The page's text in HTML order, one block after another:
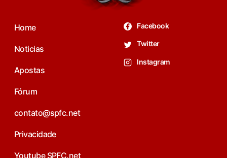
Home
Noticias
Apostas
Fórum
contato@spfc.net
Privacidade
Youtube SPFC.net
Facebook
Twitter
Instagram